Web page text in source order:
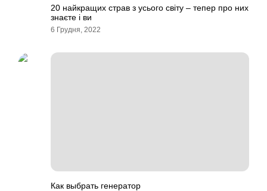
20 найкращих страв з усього світу – тепер про них
знаєте і ви
6 Грудня, 2022
Как выбрать генератор